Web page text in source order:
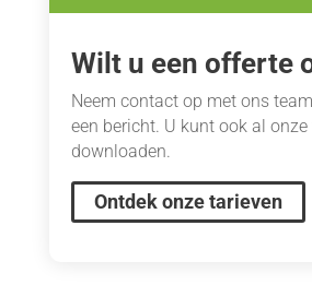
Wilt u een offerte
Neem contact op met ons
een bericht. U kunt ook al onze
downloaden.
Ontdek onze tarieven